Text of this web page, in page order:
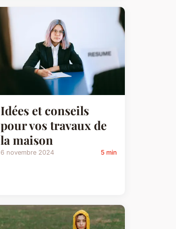
Idées et conseils
pour vos travaux de
la maison
6 novembre 2024 5 min